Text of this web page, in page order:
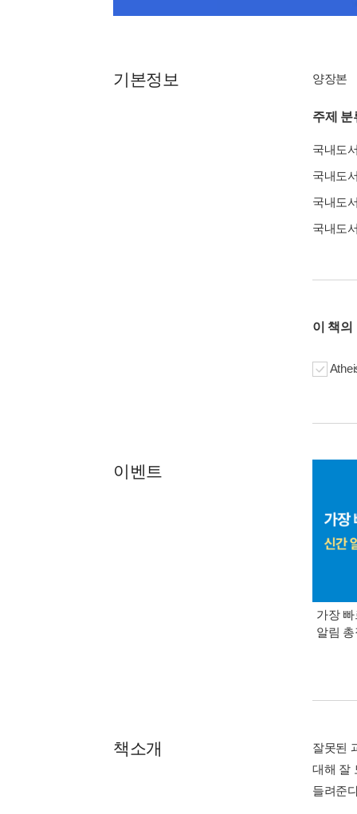
기본정보 양장본
주제 분
국내도
국내도
국내도
국내도
이 책의
이벤트
가장
알림
책소개
잘못된
대해 잘
들려준